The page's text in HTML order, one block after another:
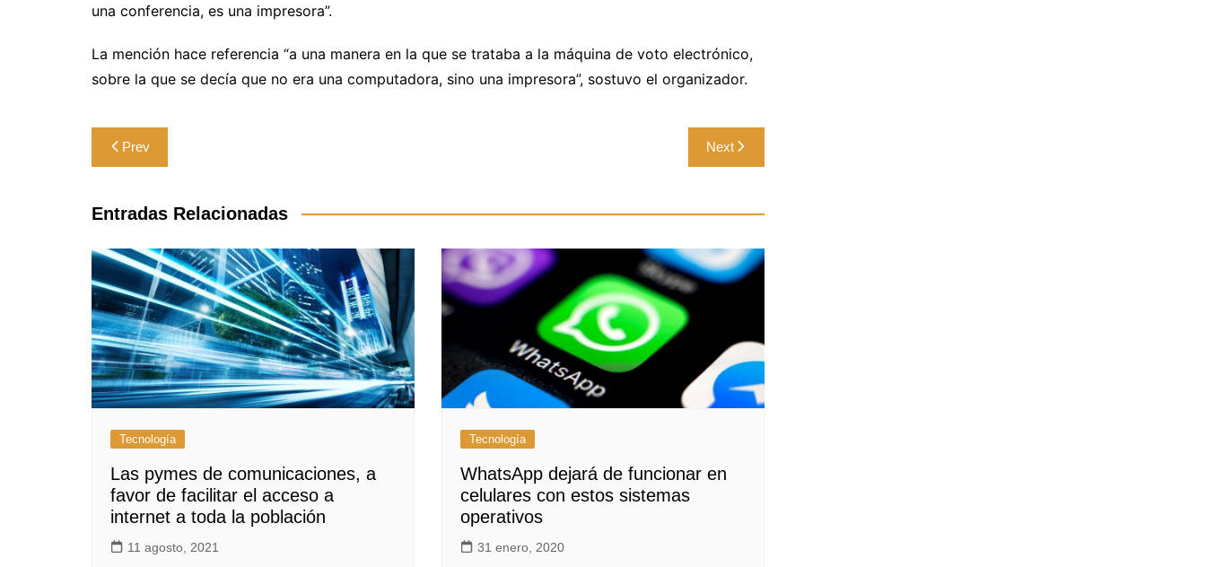
una conferencia, es una impresora”.
La mención hace referencia “a una manera en la que se trataba a la máquina de voto electrónico,
sobre la que se decía que no era una computadora, sino una impresora”, sostuvo el organizador.
Navegación
de
entradas
Prev Next
Entradas Relacionadas
Tecnología
Las pymes de comunicaciones, a
favor de facilitar el acceso a
internet a toda la población
11 agosto, 2021
Tecnología
WhatsApp dejará de funcionar en
celulares con estos sistemas
operativos
31 enero, 2020